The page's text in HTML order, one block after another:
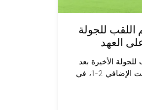
للجولة
العهد
الأخيرة بعد
فوزه على العهد في الوقت الإضافي 2-1، في